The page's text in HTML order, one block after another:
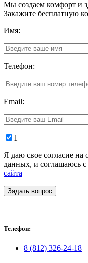
Мы создаем комфорт и
Закажите бесплатную
Имя:
Телефон:
Email:
1
Я даю свое согласие на
данных, и соглашаюсь с
сайта
Задать вопрос
Телефон:
8 (812) 326-24-18